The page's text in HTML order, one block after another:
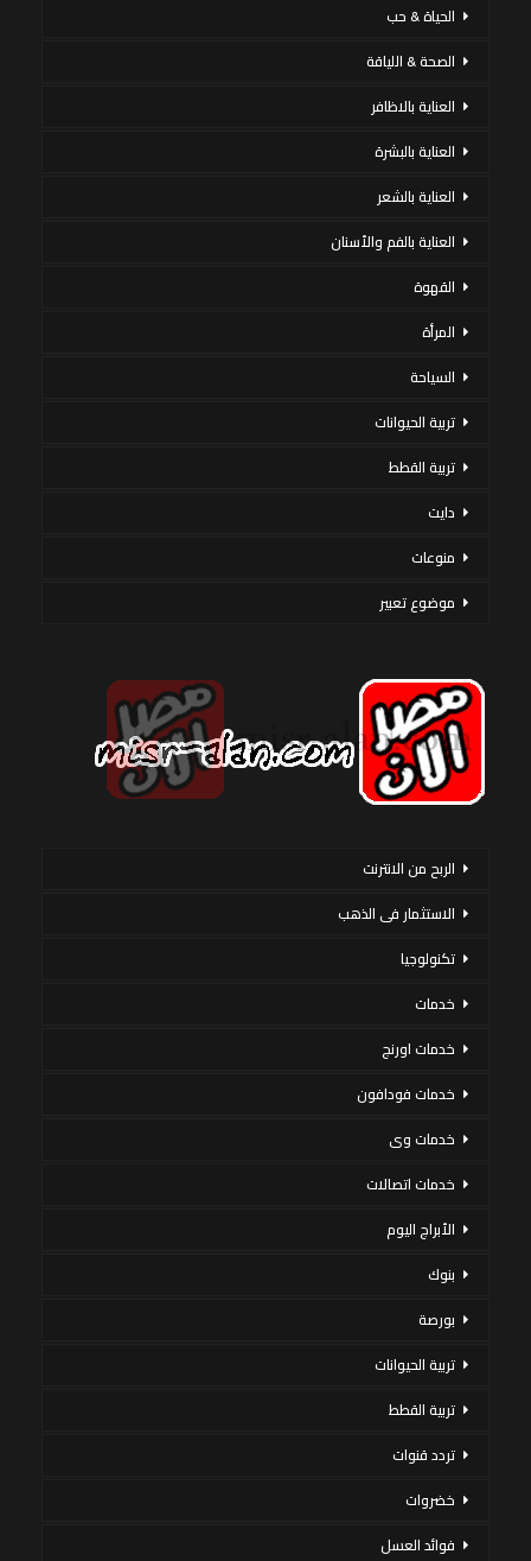
الحياة & حب
الصحة & اللياقة
العناية بالاظافر
العناية بالبشرة
العناية بالشعر
العناية بالفم والأسنان
القهوة
المرأة
السياحة
تربية الحيوانات
تربية القطط
دايت
منوعات
موضوع تعبير
الربح من الانترنت
الاستثمار فى الذهب
تكنولوجيا
خدمات
خدمات اورنج
خدمات فودافون
خدمات وى
خدمات اتصالات
الأبراج اليوم
بنوك
بورصة
تربية الحيوانات
تربية القطط
تردد قنوات
خضروات
فوائد العسل